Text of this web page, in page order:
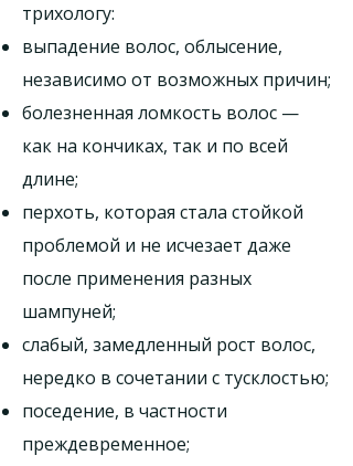
трихологу:
выпадение волос, облысение,
независимо от возможных причин;
болезненная ломкость волос —
как на кончиках, так и по всей
длине;
перхоть, которая стала стойкой
проблемой и не исчезает даже
после применения разных
шампуней;
слабый, замедленный рост волос,
нередко в сочетании с тусклостью;
поседение, в частности
преждевременное;